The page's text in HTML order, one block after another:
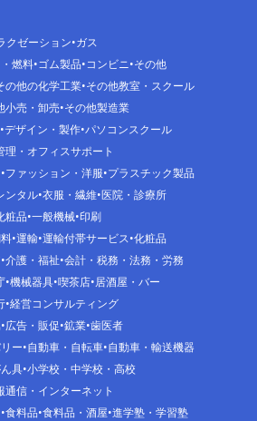
クゼーション ガス
燃料 ゴム製品 コンビニ その他
の他の化学工業 その他教室・スクール
小売・卸売 その他製造業
デザイン・製作 パソコンスクール
理・オフィスサポート
ファッション・洋服 プラスチック製品
ンタル 衣服・繊維 医院・診療所
粧品 一般機械 印刷
運輸 運輸付帯サービス 化粧品
介護・福祉 会計・税務・法務・労務
機械器具 喫茶店 居酒屋・バー
経営コンサルティング
広告・販促 鉱業 歯医者
ー 自動車・自転車 自動車・輸送機器
具 小学校・中学校・高校
通信・インターネット
食料品 食料品・酒屋 進学塾・学習塾